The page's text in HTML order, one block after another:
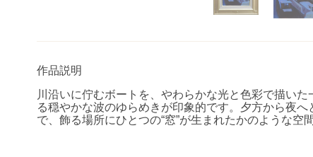
作品説明
川沿いに佇むボートを、やわらかな光と色彩で描い
る穏やかな波のゆらめきが印象的です。夕方から夜
で、飾る場所にひとつの“窓”が生まれたかのような空